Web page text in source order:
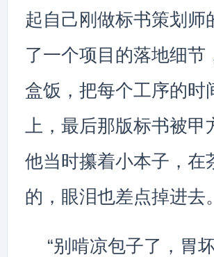
起自己刚做标书策划师
了一个项目的落地细
盒饭，把每个工序的时
上，最后那版标书被
他当时攥着小本子，在
的，眼泪也差点掉进去。
“别啃凉包子了，胃